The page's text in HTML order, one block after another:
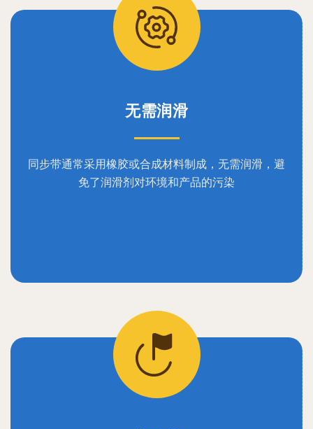
无需润滑
同步带通常采用橡胶或合成材料制成，无需润滑，避
免了润滑剂对环境和产品的污染